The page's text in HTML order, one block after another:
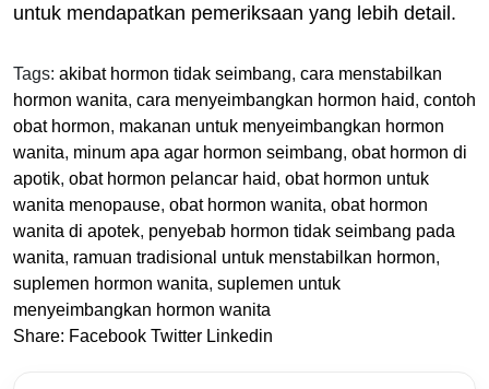
untuk mendapatkan pemeriksaan yang lebih detail.
Tags: akibat hormon tidak seimbang, cara menstabilkan
hormon wanita, cara menyeimbangkan hormon haid, contoh
obat hormon, makanan untuk menyeimbangkan hormon
wanita, minum apa agar hormon seimbang, obat hormon di
apotik, obat hormon pelancar haid, obat hormon untuk
wanita menopause, obat hormon wanita, obat hormon
wanita di apotek, penyebab hormon tidak seimbang pada
wanita, ramuan tradisional untuk menstabilkan hormon,
suplemen hormon wanita, suplemen untuk
menyeimbangkan hormon wanita
Share: Facebook Twitter Linkedin